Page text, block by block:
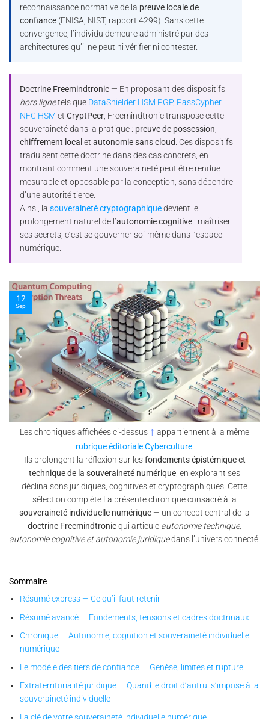
reconnaissance normative de la preuve locale de
confiance (ENISA, NIST, rapport 4299). Sans cette
convergence, l’individu demeure administré par des
architectures qu’il ne peut ni vérifier ni contester.
Doctrine Freemindtronic — En proposant des dispositifs
hors lignetels que DataShielder HSM PGP, PassCypher
NFC HSM etCryptPeer , Freemindtronic transpose cette
souveraineté dans la pratique : preuve de possession
chiffrement local etautonomie sans cloud . Ces dispositifs
traduisent cette doctrine dans des cas concrets, en
montrant comment une souveraineté peut être rendue
mesurable et opposable par la conception, sans dépendre
d’une autorité tierce.
Ainsi, lasouveraineté cryptographiquedevient le
prolongement naturel de l’autonomie cognitive : maîtriser
ses secrets, c’est se gouverner soi-même dans l’espace
numérique.
10
Nov
Les chroniques affichées ci-dessus ↑ appartiennent à la même
rubrique éditoriale Cyberculture.
Ils prolongent la réflexion sur lesfondements épistémique et
technique de la souveraineté numérique , en explorant ses
déclinaisons juridiques, cognitives et cryptographiques. Cette
sélection complète La présente chronique consacré à la
souveraineté individuelle numérique — un concept central de la
doctrine Freemindtronicqui articule autonomie technique,
autonomie cognitive et autonomie juridiquedans l’univers connecté.
Sommaire
Résumé express — Ce qu’il faut retenir
Résumé avancé — Fondements, tensions et cadres doctrinaux
Chronique — Autonomie, cognition et souveraineté individuelle
numérique
Le modèle des tiers de confiance — Genèse, limites et rupture
Extraterritorialité juridique — Quand le droit d’autrui s’impose à la
souveraineté individuelle
La clé de votre souveraineté individuelle numérique